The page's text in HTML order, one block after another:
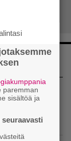
pelilevyjen
kritiikin –
paremman
sisältöä ja